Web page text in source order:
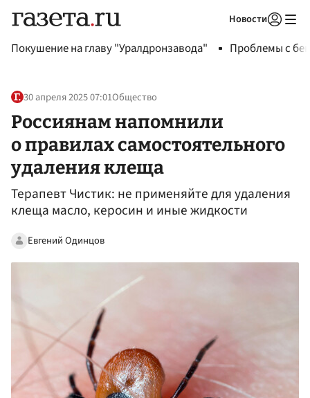
Новости
Покушение на главу "Уралдронзавода" Проблемы с
30 апреля 2025 07:01Общество
Россиянам напомнили
о правилах самостоятельного
удаления клеща
Терапевт Чистик: не применяйте для удаления
клеща масло, керосин и иные жидкости
Евгений Одинцов